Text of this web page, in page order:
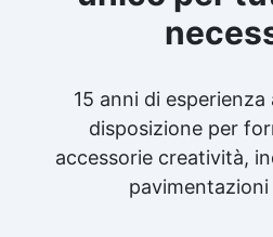
15 anni di
disposizione per
accessorie creatività,
pavimentazioni